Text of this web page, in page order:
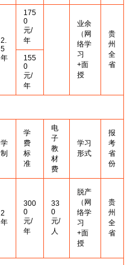
2.
5
年
175
0
元/
年
业余
（网
络学
习
+面
授
贵
州
全
省
155
0
元/
年
学
制
学
费
标
准
电
子
教
材
费
学习
形式
报
考
省
份
2
年
300
0
元/
年
33
0
元/
人
脱产
（网
络学
习
+面
授
贵
州
全
省